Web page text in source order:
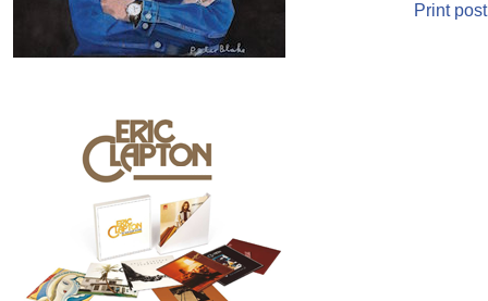
Print post